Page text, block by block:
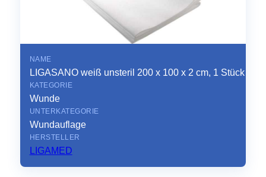
NAME
LIGASANO weiß unsteril 200 x 100 x 2 cm, 1 Stück
KATEGORIE
Wunde
UNTERKATEGORIE
Wundauflage
HERSTELLER
LIGAMED